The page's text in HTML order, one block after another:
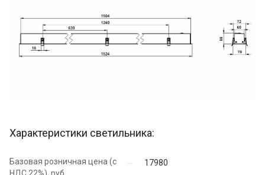
Характеристики светильника:
Базовая розничная цена (с
НДС 22%), руб.
17980